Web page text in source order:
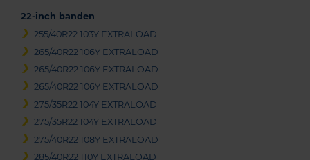
22-inch banden
255/40R22 103Y EXTRALOAD
265/40R22 106Y EXTRALOAD
265/40R22 106Y EXTRALOAD
265/40R22 106Y EXTRALOAD
275/35R22 104Y EXTRALOAD
275/35R22 104Y EXTRALOAD
275/40R22 108Y EXTRALOAD
285/40R22 110Y EXTRALOAD